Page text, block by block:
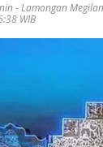
-Lamongan Megilan
WIB